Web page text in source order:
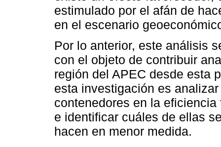
estimulado por el afán de
en el escenario
Por lo anterior, este análisis
con el objeto de contribuir
región del APEC desde esta
esta investigación es
contenedores en la
e identificar cuáles de ellas
hacen en menor medida.